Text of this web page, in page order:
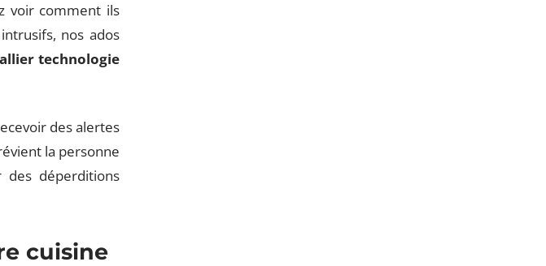
voir comment ils
nos ados
technologie
des alertes
la personne
des déperditions
cuisine